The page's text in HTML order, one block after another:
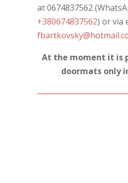
at 0674837562
+380674837562) or via
At the moment it is
doormats only